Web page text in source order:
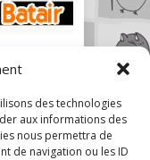
des technologies
aux informations des
nous permettra de
de navigation ou les ID